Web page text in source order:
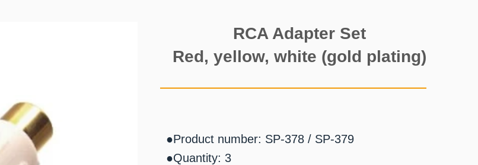
RCA Adapter Set
Red, yellow, white (gold plating)
●Product number: SP-378 / SP-379
●Quantity: 3